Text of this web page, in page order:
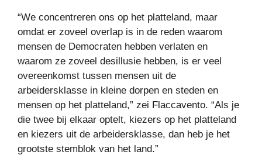
“We concentreren ons op het platteland, maar
omdat er zoveel overlap is in de reden waarom
mensen de Democraten hebben verlaten en
waarom ze zoveel desillusie hebben, is er veel
overeenkomst tussen mensen uit de
arbeidersklasse in kleine dorpen en steden en
mensen op het platteland,” zei Flaccavento. “Als je
die twee bij elkaar optelt, kiezers op het platteland
en kiezers uit de arbeidersklasse, dan heb je het
grootste stemblok van het land.”